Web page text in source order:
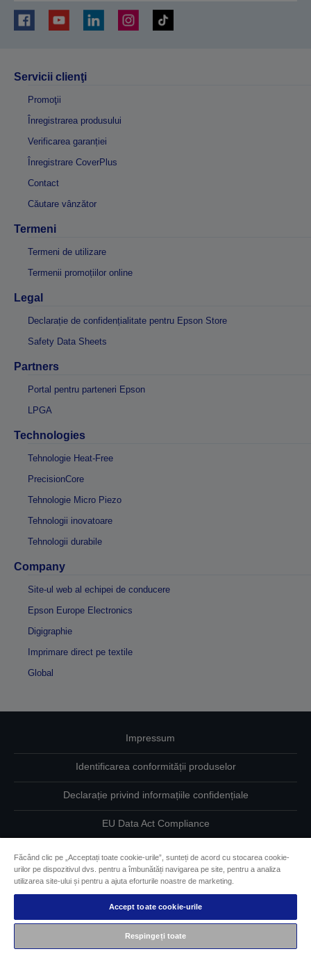
Servicii clienţi
Promoţii
Înregistrarea produsului
Verificarea garanției
Înregistrare CoverPlus
Contact
Căutare vânzător
Termeni
Termeni de utilizare
Termenii promoțiilor online
Legal
Declarație de confidențialitate pentru Epson Store
Safety Data Sheets
Partners
Portal pentru parteneri Epson
LPGA
Technologies
Tehnologie Heat-Free
PrecisionCore
Tehnologie Micro Piezo
Tehnologii inovatoare
Tehnologii durabile
Company
Site-ul web al echipei de conducere
Epson Europe Electronics
Digigraphie
Imprimare direct pe textile
Global
Impressum
Identificarea conformității produselor
Declarație privind informațiile confidențiale
EU Data Act Compliance
Informaţii despre modulele cookie
Angajamentul Epson pe linie de accesibilitate
Drepturi de autor © 2026 Seiko Epson
Făcând clic pe „Acceptați toate cookie-urile”, sunteți de acord cu stocarea cookie-
urilor pe dispozitivul dvs. pentru a îmbunătăți navigarea pe site, pentru a analiza
utilizarea site-ului și pentru a ajuta eforturile noastre de marketing.
Accept toate cookie-urile
Respingeți toate